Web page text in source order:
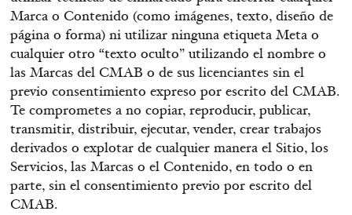
Marca o Contenido (como imágenes, texto, diseño de
página o forma) ni utilizar ninguna etiqueta Meta o
cualquier otro “texto oculto” utilizando el nombre o
las Marcas del CMAB o de sus licenciantes sin el
previo consentimiento expreso por escrito del CMAB.
Te comprometes a no copiar, reproducir, publicar,
transmitir, distribuir, ejecutar, vender, crear trabajos
derivados o explotar de cualquier manera el Sitio, los
Servicios, las Marcas o el Contenido, en todo o en
parte, sin el consentimiento previo por escrito del
CMAB.